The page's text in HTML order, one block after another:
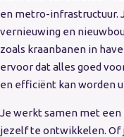
en metro-infrastructuur.
vernieuwing en
zoals kraanbanen in
ervoor dat alles goed
en efficiënt kan worden
Je werkt samen met
jezelf te ontwikkelen. Of